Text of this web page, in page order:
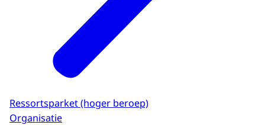
Ressortsparket (hoger beroep)
Organisatie